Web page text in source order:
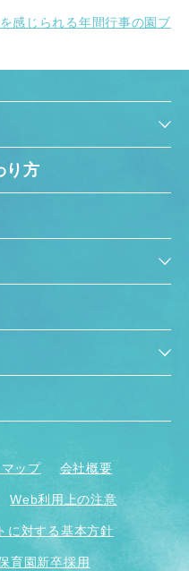
感じられる年間行事の園ブ
り方
ップ 会社概要
Web利用上の注意
に対する基本方針
育園新卒採用